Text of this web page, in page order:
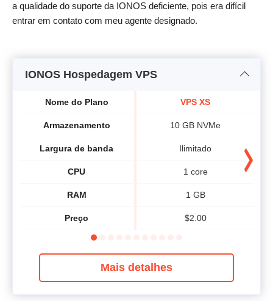
a qualidade do suporte da IONOS deficiente, pois era difícil
entrar em contato com meu agente designado.
IONOS Hospedagem VPS
Nome do Plano
Armazenamento
Largura de banda
CPU
RAM
Preço
VPS XS
10 GB NVMe
Ilimitado
1 core
1 GB
$2.00
Mais detalhes